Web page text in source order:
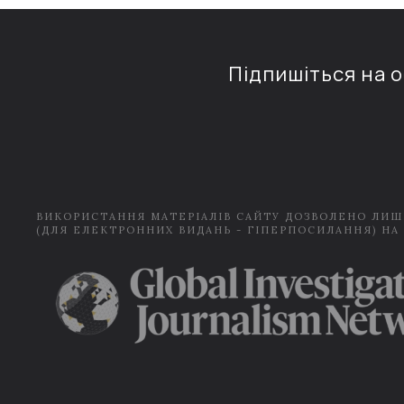
Підпишіться на
ВИКОРИСТАННЯ МАТЕРІАЛІВ САЙТУ ДОЗВОЛЕНО
(ДЛЯ ЕЛЕКТРОННИХ ВИДАНЬ - ГІПЕРПОСИЛАННЯ) НА